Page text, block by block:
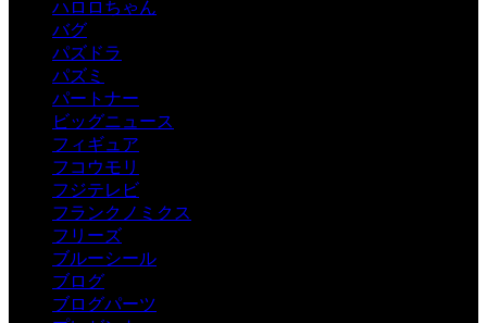
ハロロちゃん
バグ
パズドラ
パズミ
パートナー
ビッグニュース
フィギュア
フコウモリ
フジテレビ
フランクノミクス
フリーズ
ブルーシール
ブログ
ブログパーツ